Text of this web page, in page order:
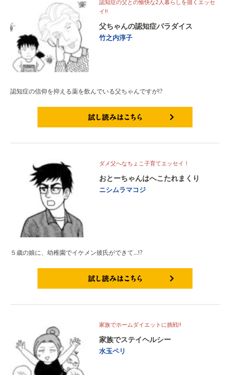
認知症の父との愉快な2人暮らしを描くエッセ
イ!!
父ちゃんの認知症パラダイス
竹之内淳子
認知症の信仰を抑える薬を飲んでいる父ちゃんですが!?
ダメ父へなちょこ子育てエッセイ！
おとーちゃんはへこたれまくり
ニシムラマコジ
５歳の娘に、幼稚園でイケメン彼氏ができて…!?
家族でホームダイエットに挑戦!!
家族でステイヘルシー
水玉ペリ